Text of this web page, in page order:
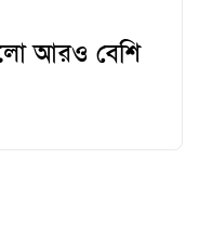
আরও বেশি